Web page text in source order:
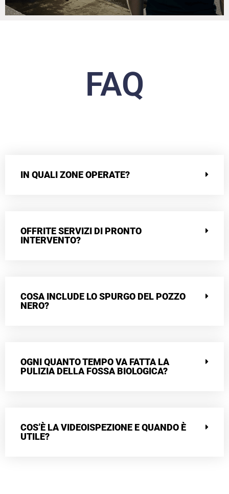
FAQ
IN QUALI ZONE OPERATE?
OFFRITE SERVIZI DI PRONTO
INTERVENTO?
COSA INCLUDE LO SPURGO DEL POZZO
NERO?
OGNI QUANTO TEMPO VA FATTA LA
PULIZIA DELLA FOSSA BIOLOGICA?
COS’È LA VIDEOISPEZIONE E QUANDO È
UTILE?